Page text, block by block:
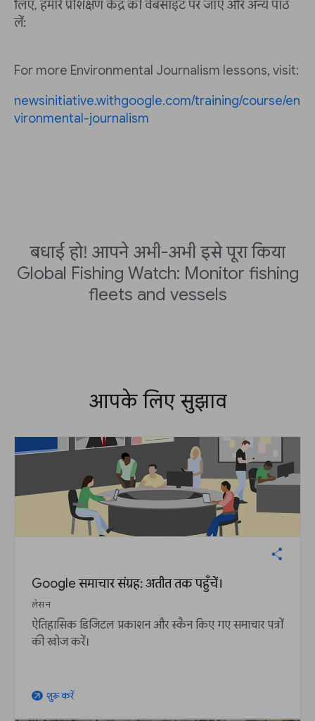
लिए, हमारे प्रशिक्षण केंद्र की वेबसाइट पर जाएँ और अन्य पाठ
लें:
For more Environmental Journalism lessons, visit:
newsinitiative.withgoogle.com/training/course/en
vironmental-journalism
बधाई हो! आपने अभी-अभी इसे पूरा किया
Global Fishing Watch: Monitor fishing
fleets and vessels
आपके लिए सुझाव
Google समाचार संग्रह: अतीत तक पहुँचें।
लेसन
ऐतिहासिक डिजिटल प्रकाशन और स्कैन किए गए समाचार पत्रों
की खोज करें।
arrow_outward शुरू करें